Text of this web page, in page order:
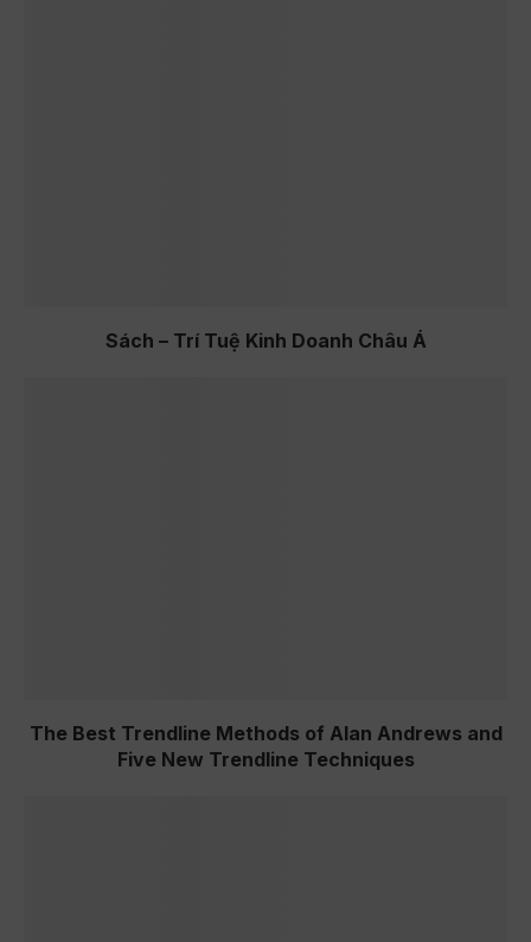
Sách – Trí Tuệ Kinh Doanh Châu Á
The Best Trendline Methods of Alan Andrews and
Five New Trendline Techniques